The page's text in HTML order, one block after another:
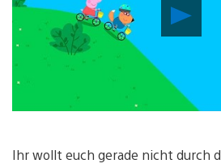
Video
Ihr wollt euch gerade nicht durch